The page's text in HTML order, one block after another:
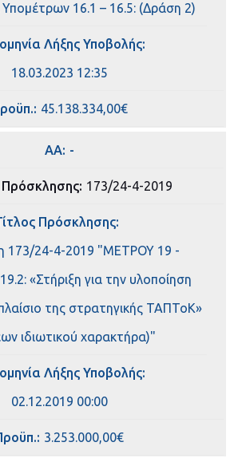
Υπομέτρων 16.1 – 16.5: (Δράση 2)
Λήξης Υποβολής:
18.03.2023 12:35
45.138.334,00€
ΑΑ: -
173/24-4-2019
Πρόσκλησης:
173/24-4-2019 "ΜΕΤΡΟΥ 19 -
«Στήριξη για την υλοποίηση
της στρατηγικής ΤΑΠΤοΚ»
ιδιωτικού χαρακτήρα)"
Λήξης Υποβολής:
02.12.2019 00:00
3.253.000,00€